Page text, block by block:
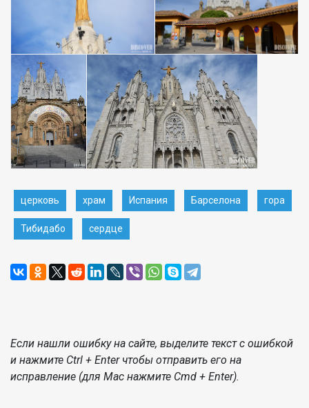
церковь храм Испания Барселона гора
Тибидабо сердце
Если нашли ошибку на сайте, выделите текст с ошибкой
и нажмите Ctrl + Enter чтобы отправить его на
исправление (для Mac нажмите Cmd + Enter).